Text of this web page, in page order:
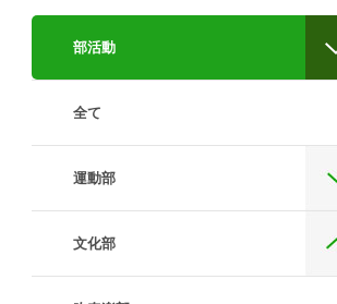
部活動
全て
運動部
文化部